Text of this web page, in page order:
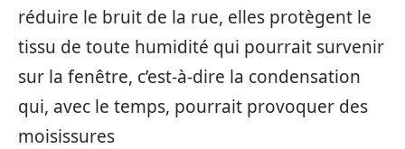
réduire le bruit de la rue, elles protègent le
tissu de toute humidité qui pourrait survenir
sur la fenêtre, c’est-à-dire la condensation
qui, avec le temps, pourrait provoquer des
moisissures